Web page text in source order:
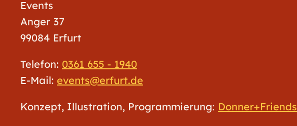
Events
Anger 37
99084 Erfurt
Telefon: 0361 655 - 1940
E-Mail: events@erfurt.de
Konzept, Illustration, Programmierung: Donner+Friends